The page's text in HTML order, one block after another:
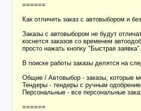
======
Как отличить заказ с автовыбором и
Заказы с автовыбором не будут
коснется заказов со временем
просто нажать кнопку "Быстрая заявка".
В поиске работы заказы делятся на
Общие / Автовыбор - заказы, которые
Тендеры - тендеры с ручным
Персональные - все персональные
======